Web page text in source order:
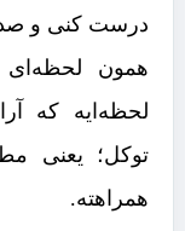
درست کنی و
همون
لحظه‌ایه که
توکل؛ یعنی
همراهته.